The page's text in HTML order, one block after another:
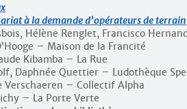
à la demande d’opérateurs de terrain
Hélène Renglet, Francisco
– Maison de la Francité
Kibamba – La Rue
Daphnée Quettier – Ludothèque
Verschaeren – Collectif Alpha
– La Porte Verte